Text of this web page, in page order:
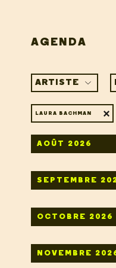
AGENDA
ARTISTE
LAURA BACHMAN
AOÛT 2026
SEPTEMBRE
OCTOBRE 2026
NOVEMBRE